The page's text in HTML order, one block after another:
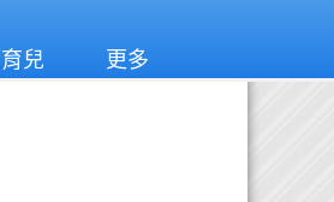
育兒 更多